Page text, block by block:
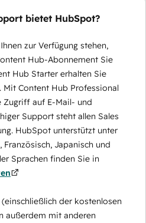
bietet HubSpot?
zur Verfügung stehen,
Hub-Abonnement Sie
Hub Starter erhalten Sie
Content Hub Professional
Zugriff auf E-Mail- und
Support steht allen Sales
HubSpot unterstützt unter
Französisch, Japanisch und
Sprachen finden Sie in
der kostenlosen
außerdem mit anderen